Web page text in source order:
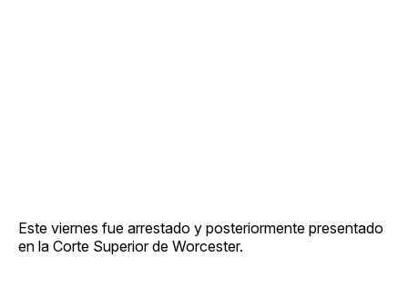
Este viernes fue arrestado y posteriormente presentado
en la Corte Superior de Worcester.